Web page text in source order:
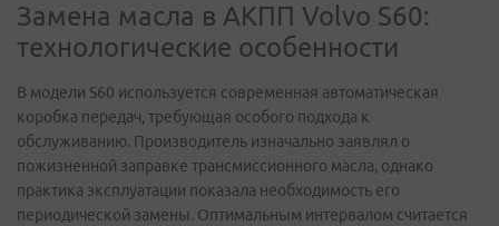
Замена масла в АКПП Volvo S60:
технологические особенности
В модели S60 используется современная автоматическая
коробка передач, требующая особого подхода к
обслуживанию. Производитель изначально заявлял о
пожизненной заправке трансмиссионного масла, однако
практика эксплуатации показала необходимость его
периодической замены. Оптимальным интервалом считается